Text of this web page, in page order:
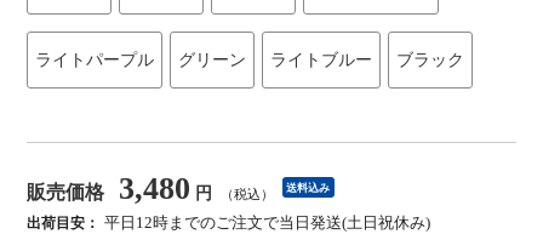
ライトパープル グリーン ライトブルー ブラック
販売価格 3,480 円 （税込） 送料込み
出荷目安： 平日12時までのご注文で当日発送(土日祝休み)